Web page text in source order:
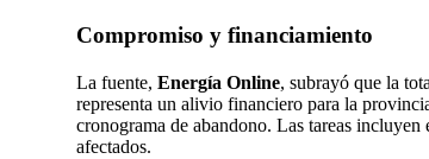
Compromiso y financiamiento
La fuente,Energía Online, subrayó que la
representa un alivio financiero para la
cronograma de abandono. Las tareas
afectados.